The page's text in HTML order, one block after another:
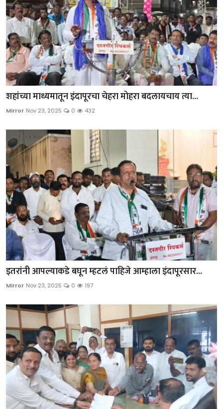
शहांच्या माध्यमातून इंदापूरचा चेहरा मोहरा बदलायचाय त्या...
Mirror Nov 23, 2025 0 432
इतरांनी आपल्याकडे बघून म्हटलं पाहिजे आम्हाला इंदापूरसार...
Mirror Nov 23, 2025 0 197